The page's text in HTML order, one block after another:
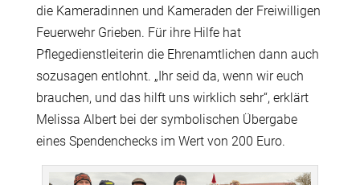
die Kameradinnen und Kameraden der Freiwilligen
Feuerwehr Grieben. Für ihre Hilfe hat
Pflegedienstleiterin die Ehrenamtlichen dann auch
sozusagen entlohnt. „Ihr seid da, wenn wir euch
brauchen, und das hilft uns wirklich sehr“, erklärt
Melissa Albert bei der symbolischen Übergabe
eines Spendenchecks im Wert von 200 Euro.